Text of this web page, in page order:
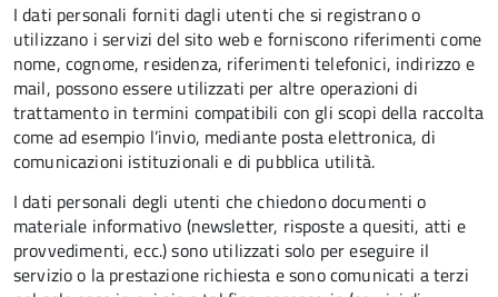
I dati personali forniti dagli utenti che si registrano o
utilizzano i servizi del sito web e forniscono riferimenti come
nome, cognome, residenza, riferimenti telefonici, indirizzo e
mail, possono essere utilizzati per altre operazioni di
trattamento in termini compatibili con gli scopi della raccolta
come ad esempio l’invio, mediante posta elettronica, di
comunicazioni istituzionali e di pubblica utilità.
I dati personali degli utenti che chiedono documenti o
materiale informativo (newsletter, risposte a quesiti, atti e
provvedimenti, ecc.) sono utilizzati solo per eseguire il
servizio o la prestazione richiesta e sono comunicati a terzi